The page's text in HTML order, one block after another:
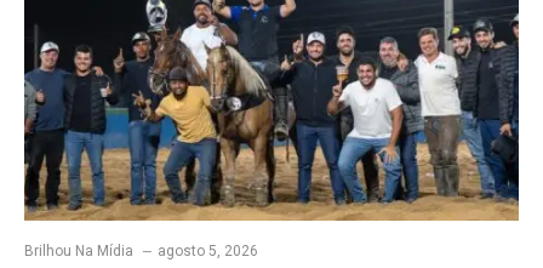
Brilhou Na Mídia agosto 5, 2026